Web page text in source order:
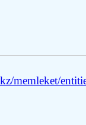
memleket/